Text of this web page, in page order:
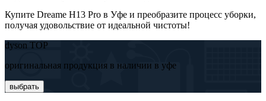
Купите Dreame H13 Pro в Уфе и преобразите процесс уборки,
получая удовольствие от идеальной чистоты!
dyson TOP
оригинальная продукция в наличии в уфе
выбрать